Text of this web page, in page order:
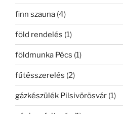
finn szauna (4)
föld rendelés (1)
földmunka Pécs (1)
fűtésszerelés (2)
gázkészülék Pilsivörösvár (1)